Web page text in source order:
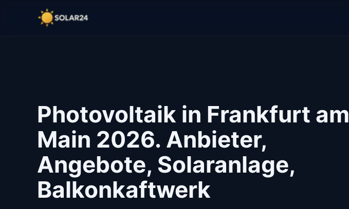
Photovoltaik in Frankfurt am
Main 2026. Anbieter,
Angebote, Solaranlage,
Balkonkaftwerk